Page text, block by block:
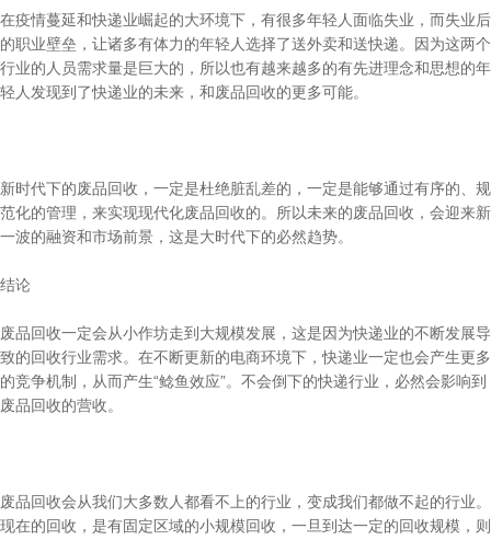
在疫情蔓延和快递业崛起的大环境下，有很多年轻人面临失业，而失业后
的职业壁垒，让诸多有体力的年轻人选择了送外卖和送快递。因为这两个
行业的人员需求量是巨大的，所以也有越来越多的有先进理念和思想的年
轻人发现到了快递业的未来，和废品回收的更多可能。
新时代下的废品回收，一定是杜绝脏乱差的，一定是能够通过有序的、规
范化的管理，来实现现代化废品回收的。所以未来的废品回收，会迎来新
一波的融资和市场前景，这是大时代下的必然趋势。
结论
废品回收一定会从小作坊走到大规模发展，这是因为快递业的不断发展导
致的回收行业需求。在不断更新的电商环境下，快递业一定也会产生更多
的竞争机制，从而产生“鲶鱼效应”。不会倒下的快递行业，必然会影响到
废品回收的营收。
废品回收会从我们大多数人都看不上的行业，变成我们都做不起的行业。
现在的回收，是有固定区域的小规模回收，一旦到达一定的回收规模，则